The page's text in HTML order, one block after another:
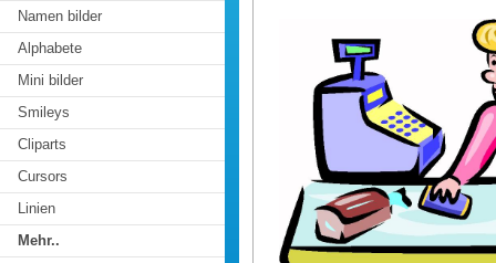
Namen bilder
Alphabete
Mini bilder
Smileys
Cliparts
Cursors
Linien
Mehr..